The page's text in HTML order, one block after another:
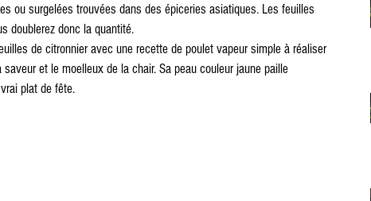
ou surgelées trouvées dans des épiceries asiatiques. Les feuilles
doublerez donc la quantité.
de citronnier avec une recette de poulet vapeur simple à réaliser
et le moelleux de la chair. Sa peau couleur jaune paille
plat de fête.